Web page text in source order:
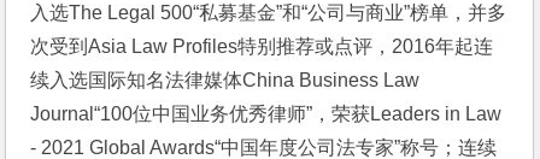
入选The Legal 500“私募基金”和“公司与商业”榜单，并多
次受到Asia Law Profiles特别推荐或点评，2016年起连
续入选国际知名法律媒体China Business Law
Journal“100位中国业务优秀律师”，荣获Leaders in Law
- 2021 Global Awards“中国年度公司法专家”称号；连续